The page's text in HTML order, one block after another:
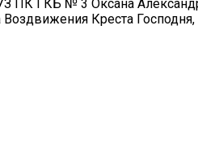
ПК ГКБ № 3 Оксана
Креста